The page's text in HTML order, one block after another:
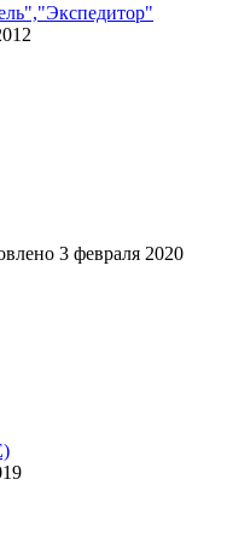
3 февраля 2020